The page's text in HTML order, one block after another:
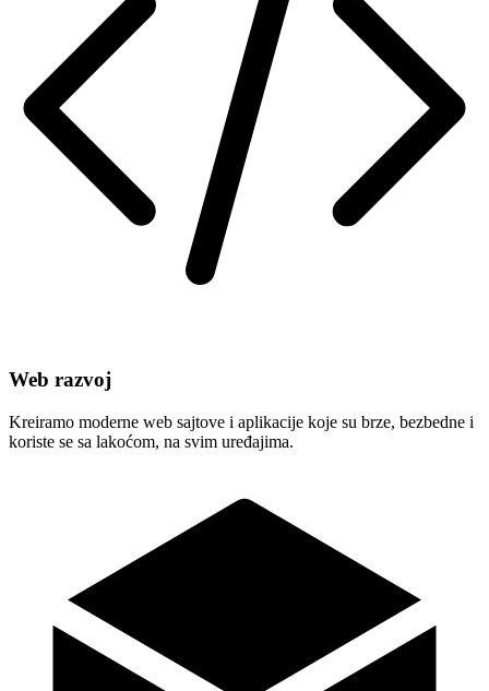
Web razvoj
Kreiramo moderne web sajtove i aplikacije koje su brze, bezbedne i
koriste se sa lakoćom, na svim uređajima.